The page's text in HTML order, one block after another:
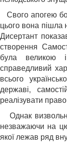
Свого апогею
цього вона
Дисертант
створення
була великою
справедливий
всього
державі,
реалізувати
Однак
незважаючи на
якої лежав ряд